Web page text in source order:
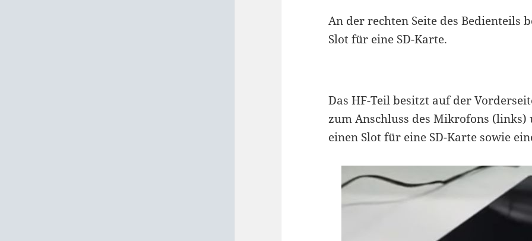
An der rechten Seite des Bedienteils
Slot für eine SD-Karte.
Das HF-Teil besitzt auf der
zum Anschluss des Mikrofons (links)
einen Slot für eine SD-Karte sowie